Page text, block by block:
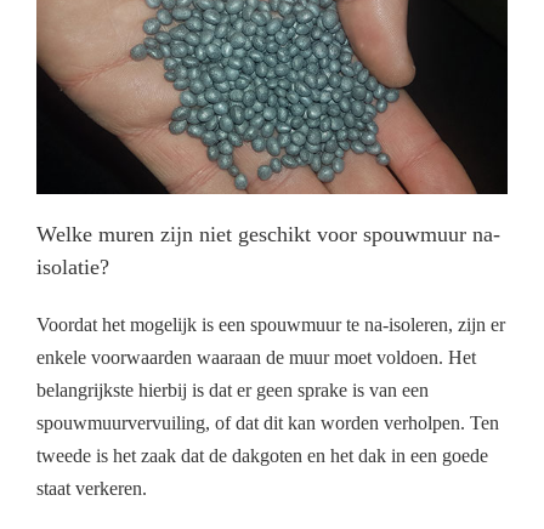
Welke muren zijn niet geschikt voor spouwmuur na-
isolatie?
Voordat het mogelijk is een spouwmuur te na-isoleren, zijn er
enkele voorwaarden waaraan de muur moet voldoen. Het
belangrijkste hierbij is dat er geen sprake is van een
spouwmuurvervuiling, of dat dit kan worden verholpen. Ten
tweede is het zaak dat de dakgoten en het dak in een goede
staat verkeren.